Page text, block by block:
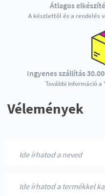
Átlagos
A készlettől és a rendelés
Ingyenes szállítás
További információ
Vélemények